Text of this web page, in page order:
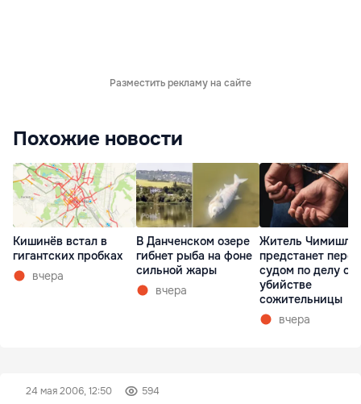
Разместить рекламу на сайте
Похожие новости
Кишинёв встал в
гигантских пробках
вчера
В Данченском озере
гибнет рыба на фоне
сильной жары
вчера
Житель
предстанет перед
судом по делу об
убийстве
сожительницы
вчера
24 мая 2006, 12:50 594